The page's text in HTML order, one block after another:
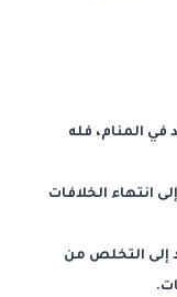
في المنام، فله
انتهاء الخلافات
إلى التخلص من